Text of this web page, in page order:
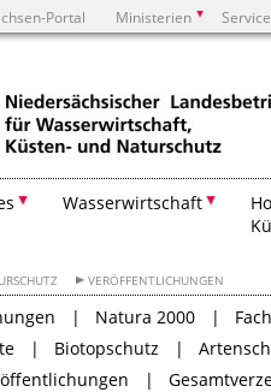
Portal Ministerien Service
Wasserwirtschaft
VERÖFFENTLICHUNGEN
Natura 2000
Biotopschutz